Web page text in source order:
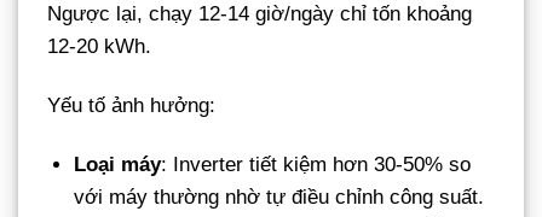
Ngược lại, chạy 12-14 giờ/ngày chỉ tốn khoảng
12-20 kWh.
Yếu tố ảnh hưởng:
Loại máy: Inverter tiết kiệm hơn 30-50% so
với máy thường nhờ tự điều chỉnh công suất.